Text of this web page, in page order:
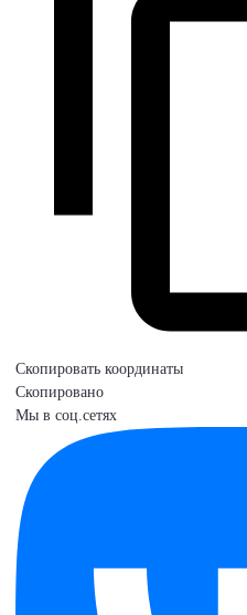
Скопировать координаты
Скопировано
Мы в соц.сетях